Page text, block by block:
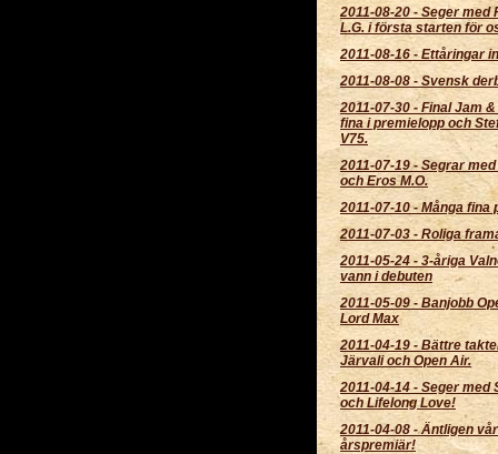
2011-08-20 - Seger med
L.G. i första starten för
2011-08-16 -Ettåringar
2011-08-08 - Svensk
2011-07-30 -Final Jam
fina i premielopp och
V75.
2011-07-19-Segrar
och Eros M.O.
2011-07-10-Många fina
2011-07-03 - Roliga
2011-05-24- 3-åriga
vann i debuten
2011-05-09 - Banjobb
Lord Max
2011-04-19 - Bättre
Järvali och Open Air.
2011-04-14 - Seger med
och Lifelong Love!
2011-04-08 -Äntligen
årspremiär!